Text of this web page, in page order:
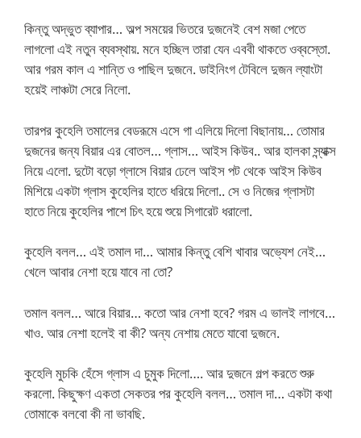
কিন্তু অদ্ভুত ব্যাপার… অল্প সময়ের ভিতরে দুজনেই বেশ মজা পেতে
লাগলো এই নতুন ব্যবস্থায়. মনে হচ্ছিল তারা যেন এববী থাকতে ওব্বস্তো.
আর গরম কাল এ শান্তি ও পাছিল দুজনে. ডাইনিংগ টেবিলে দুজন ল্যাংটা
হয়েই লাঞ্চটা সেরে নিলো.
তারপর কুহেলি তমালের বেডরূমে এসে গা এলিয়ে দিলো বিছানায়… তোমার
দুজনের জন্য বিয়ার এর বোতল… গ্লাস… আইস কিউব.. আর হালকা স্ন্যাক্স
নিয়ে এলো. দুটো বড়ো গ্লাসে বিয়ার ঢেলে আইস পট থেকে আইস কিউব
মিশিয়ে একটা গ্লাস কুহেলির হাতে ধরিয়ে দিলো.. সে ও নিজের গ্লাসটা
হাতে নিয়ে কুহেলির পাশে চিৎ হয়ে শুয়ে সিগারেট ধরালো.
কুহেলি বলল… এই তমাল দা… আমার কিন্তু বেশি খাবার অভ্যেশ নেই…
খেলে আবার নেশা হয়ে যাবে না তো?
তমাল বলল… আরে বিয়ার… কতো আর নেশা হবে? গরম এ ভালই লাগবে…
খাও. আর নেশা হলেই বা কী? অন্য নেশায় মেতে যাবো দুজনে.
কুহেলি মুচকি হেঁসে গ্লাস এ চুমুক দিলো…. আর দুজনে গল্প করতে শুরু
করলো. কিছুক্ষণ একতা সেকতর পর কুহেলি বলল… তমাল দা… একটা কথা
তোমাকে বলবো কী না ভাবছি.